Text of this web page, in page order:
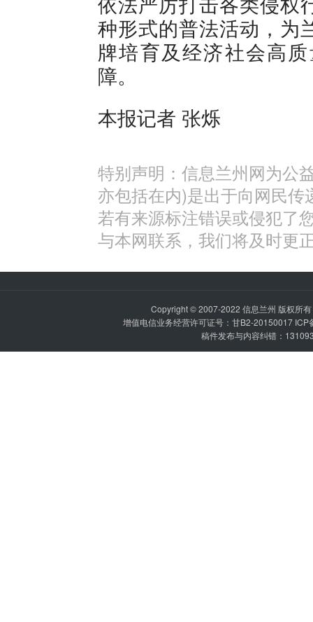
种形式的普法活动，为
牌培育及经济社会高
障。
本报记者 张烁
特别声明：信息兰州网为公
亦包括在内)是出于向网民
若有来源标注错误或侵犯了
与本网联系，我们将及时更
Copyright © 2007-2022 信息兰州 版权所
增值电信业务经营许可证号：甘B2-20150017 ICP
稿件发布与内容纠错：